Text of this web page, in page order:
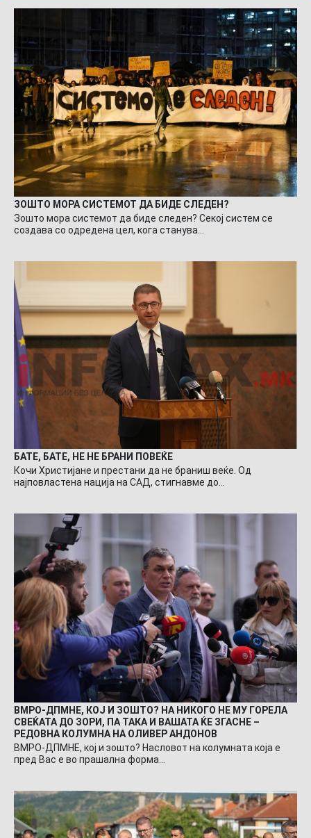
ЗОШТО МОРА СИСТЕМОТ ДА БИДЕ СЛЕДЕН?
Зошто мора системот да биде следен? Секој систем се
создава со одредена цел, кога станува…
БАТЕ, БАТЕ, НЕ НЕ БРАНИ ПОВЕЌЕ
Кочи Христијане и престани да не браниш веќе. Од
најповластена нација на САД, стигнавме до…
ВМРО-ДПМНЕ, КОЈ И ЗОШТО? НА НИКОГО НЕ МУ ГОРЕЛА
СВЕЌАТА ДО ЗОРИ, ПА ТАКА И ВАШАТА ЌЕ ЗГАСНЕ –
РЕДОВНА КОЛУМНА НА ОЛИВЕР АНДОНОВ
ВМРО-ДПМНЕ, кој и зошто? Насловот на колумната која е
пред Вас е во прашална форма…